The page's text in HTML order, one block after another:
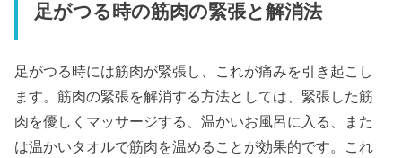
足がつる時の筋肉の緊張と解消法
足がつる時には筋肉が緊張し、これが痛みを引き起こし
ます。筋肉の緊張を解消する方法としては、緊張した筋
肉を優しくマッサージする、温かいお風呂に入る、また
は温かいタオルで筋肉を温めることが効果的です。これ